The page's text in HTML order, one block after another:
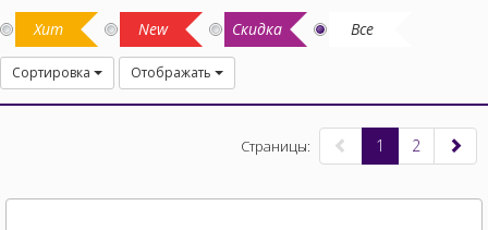
Хит New Скидка Все
Сортировка Отображать
1 2
Страницы: